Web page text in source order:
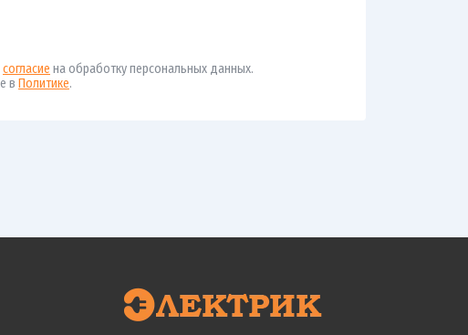
согласие на обработку персональных данных.
в Политике.